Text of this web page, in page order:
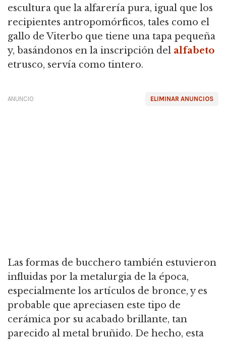
escultura que la alfarería pura, igual que los
recipientes antropomórficos, tales como el
gallo de Viterbo que tiene una tapa pequeña
y, basándonos en la inscripción del alfabeto
etrusco, servía como tintero.
ELIMINAR ANUNCIOS
ANUNCIO
Las formas de bucchero también estuvieron
influidas por la metalurgia de la época,
especialmente los artículos de bronce, y es
probable que apreciasen este tipo de
cerámica por su acabado brillante, tan
parecido al metal bruñido. De hecho, esta